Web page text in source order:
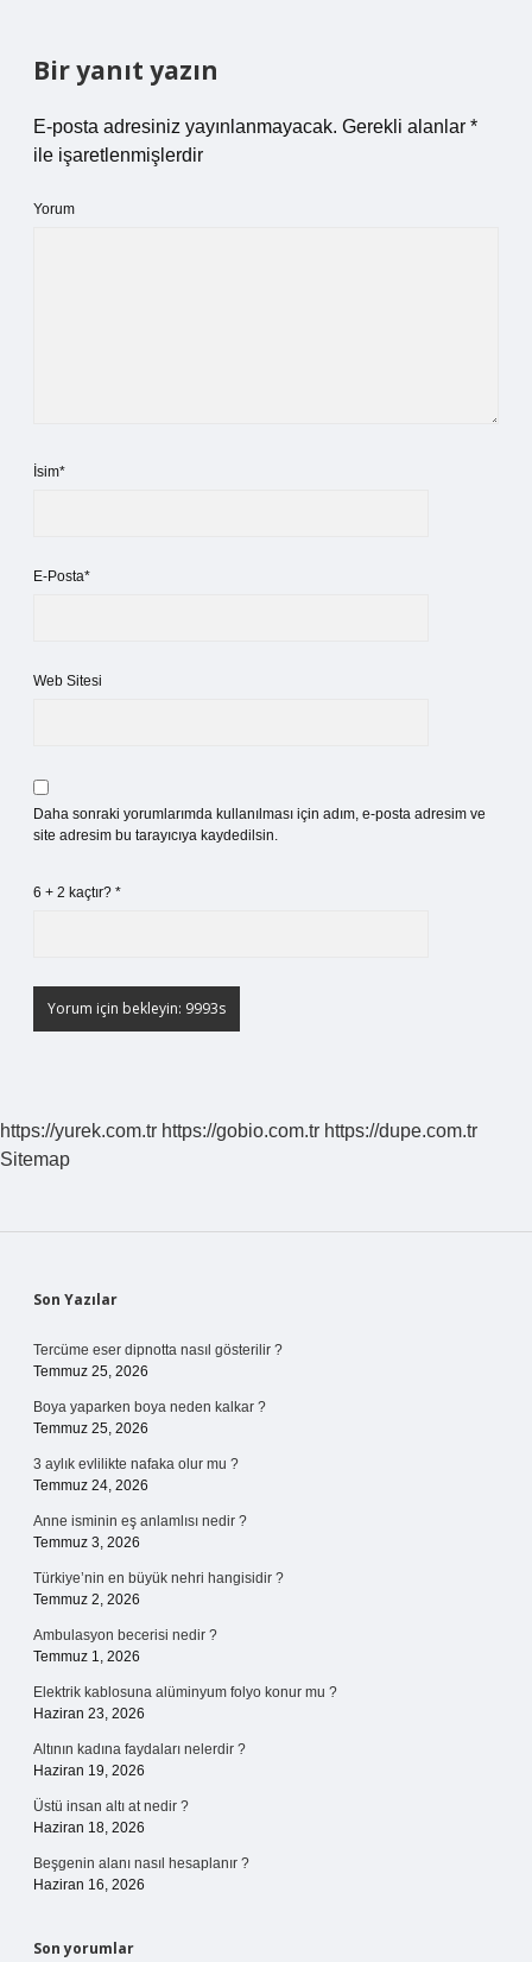
Bir yanıt yazın
E-posta adresiniz yayınlanmayacak. Gerekli alanlar *
ile işaretlenmişlerdir
Yorum
İsim*
E-Posta*
Web Sitesi
Daha sonraki yorumlarımda kullanılması için adım, e-posta adresim ve
site adresim bu tarayıcıya kaydedilsin.
6 + 2 kaçtır? *
https://yurek.com.tr https://gobio.com.tr https://dupe.com.tr
Sitemap
Sidebar
Son Yazılar
Tercüme eser dipnotta nasıl gösterilir ?
Temmuz 25, 2026
Boya yaparken boya neden kalkar ?
Temmuz 25, 2026
3 aylık evlilikte nafaka olur mu ?
Temmuz 24, 2026
Anne isminin eş anlamlısı nedir ?
Temmuz 3, 2026
Türkiye’nin en büyük nehri hangisidir ?
Temmuz 2, 2026
Ambulasyon becerisi nedir ?
Temmuz 1, 2026
Elektrik kablosuna alüminyum folyo konur mu ?
Haziran 23, 2026
Altının kadına faydaları nelerdir ?
Haziran 19, 2026
Üstü insan altı at nedir ?
Haziran 18, 2026
Beşgenin alanı nasıl hesaplanır ?
Haziran 16, 2026
Son yorumlar